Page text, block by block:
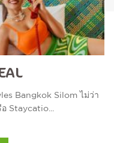
Bangkok Silom ไม่ว่า
Staycatio...